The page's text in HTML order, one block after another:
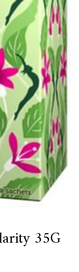
35G